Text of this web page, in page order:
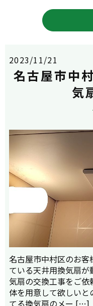
2023/11/21
名古屋市中
気
名古屋市中村区のお
ている天井用換気扇
気扇の交換工事をご
体を用意して欲しい